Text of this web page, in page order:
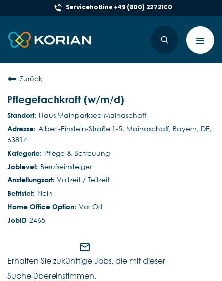
Servicehotline +49 (800) 2272100
Zurück
Pflegefachkraft (w/m/d)
Haus Mainparksee Mainaschaff
Albert-Einstein-Straße 1-5, Mainaschaff, Bayern, DE,
63814
Pflege & Betreuung
Berufseinsteiger
Vollzeit / Teilzeit
Nein
Vor Ort
2465
mail_outline
Erhalten Sie zukünftige Jobs, die mit dieser
Suche übereinstimmen.